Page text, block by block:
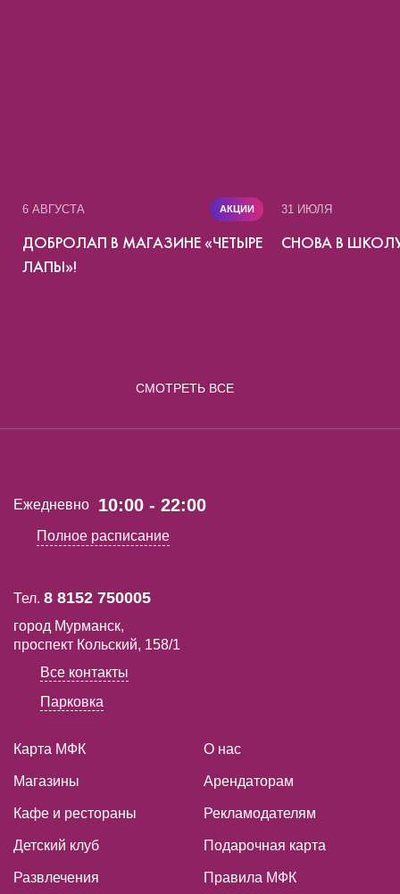
6 АВГУСТА АКЦИИ
ДОБРОЛАП В МАГАЗИНЕ «ЧЕТЫРЕ
ЛАПЫ»!
31 ИЮЛЯ
СНОВА В ШКОЛУ
СМОТРЕТЬ ВСЕ
Ежедневно 10:00 - 22:00
Полное расписание
Тел. 8 8152 750005
город Мурманск,
проспект Кольский, 158/1
Все контакты
Парковка
Карта МФК
Магазины
Кафе и рестораны
Детский клуб
Развлечения
О нас
Арендаторам
Рекламодателям
Подарочная карта
Правила МФК